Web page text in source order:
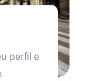
perfil e